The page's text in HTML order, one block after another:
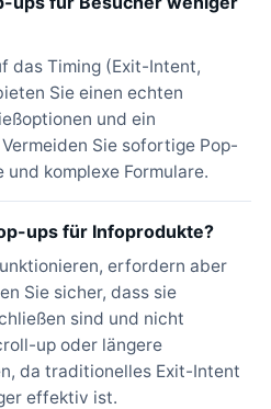
das Timing (Exit-Intent,
Sie einen echten
und ein
Sie sofortige Pop-
komplexe Formulare.
ups für Infoprodukte?
erfordern aber
Sie sicher, dass sie
sind und nicht
up oder längere
da traditionelles Exit-Intent
effektiv ist.